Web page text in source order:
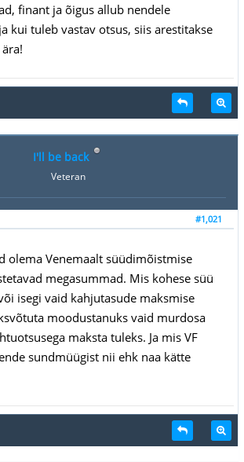
finant ja õigus allub nendele
kui tuleb vastav otsus, siis arestitakse
I'll be back
Veteran
#1,021
olema Venemaalt süüdimõistmise
megasummad. Mis kohese süü
isegi vaid kahjutasude maksmise
moodustanuks vaid murdosa
maksta tuleks. Ja mis VF
sundmüügist nii ehk naa kätte